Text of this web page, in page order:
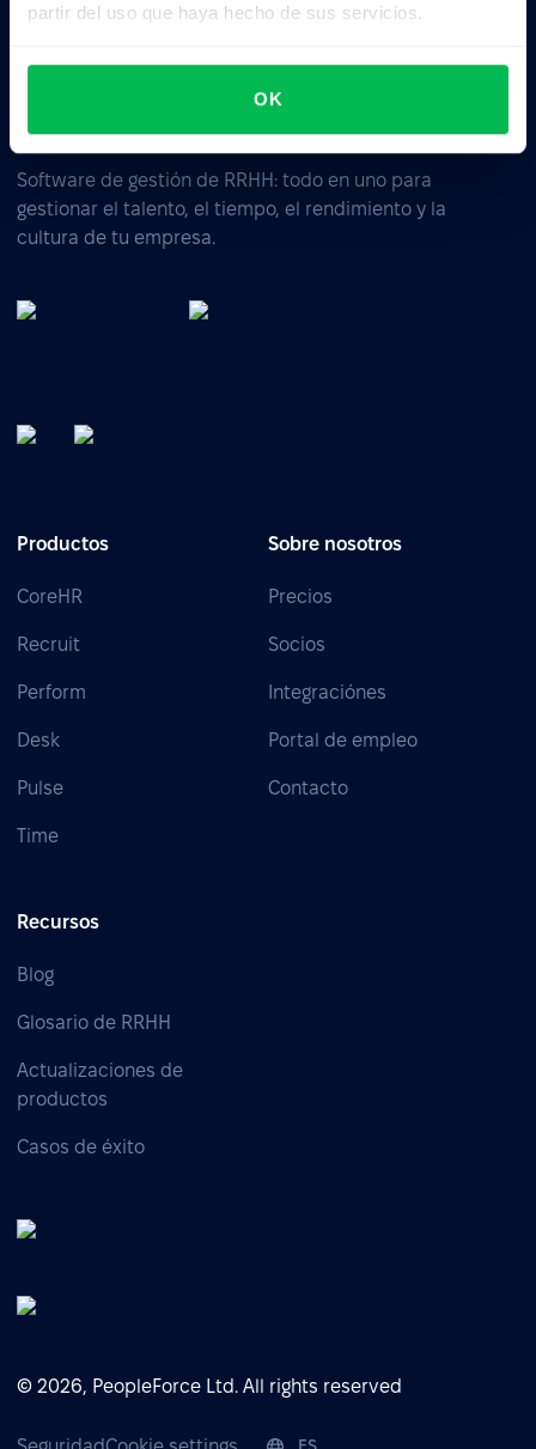
partir del uso que haya hecho de sus servicios.
OK
Software de gestión de RRHH: todo en uno para
gestionar el talento, el tiempo, el rendimiento y la
cultura de tu empresa.
Productos
CoreHR
Recruit
Perform
Desk
Pulse
Time
Sobre nosotros
Precios
Socios
Integraciónes
Portal de empleo
Contacto
Recursos
Blog
Glosario de RRHH
Actualizaciones de
productos
Casos de éxito
© 2026, PeopleForce Ltd. All rights reserved